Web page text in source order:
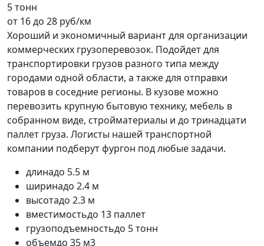
5 тонн
от 16 до 28 руб/км
Хороший и экономичный вариант для организации
коммерческих грузоперевозок. Подойдет для
транспортировки грузов разного типа между
городами одной области, а также для отправки
товаров в соседние регионы. В кузове можно
перевозить крупную бытовую технику, мебель в
собранном виде, стройматериалы и до тринадцати
паллет груза. Логисты нашей транспортной
компании подберут фургон под любые задачи.
длинадо 5.5 м
ширинадо 2.4 м
высотадо 2.3 м
вместимостьдо 13 паллет
грузоподъемностьдо 5 тонн
объемдо 35 м3